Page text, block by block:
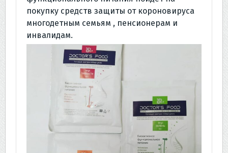
покупку средств защиты от короновируса
многодетным семьям , пенсионерам и
инвалидам.